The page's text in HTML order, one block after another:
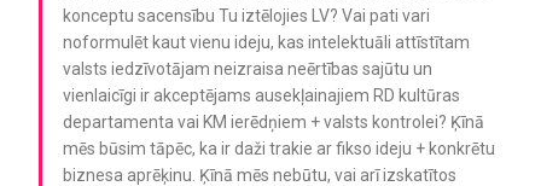
konceptu sacensību Tu iztēlojies LV? Vai pati vari
noformulēt kaut vienu ideju, kas intelektuāli attīstītam
valsts iedzīvotājam neizraisa neērtības sajūtu un
vienlaicīgi ir akceptējams ausekļainajiem RD kultūras
departamenta vai KM ierēdņiem + valsts kontrolei? Ķīnā
mēs būsim tāpēc, ka ir daži trakie ar fikso ideju + konkrētu
biznesa aprēķinu. Ķīnā mēs nebūtu, vai arī izskatītos